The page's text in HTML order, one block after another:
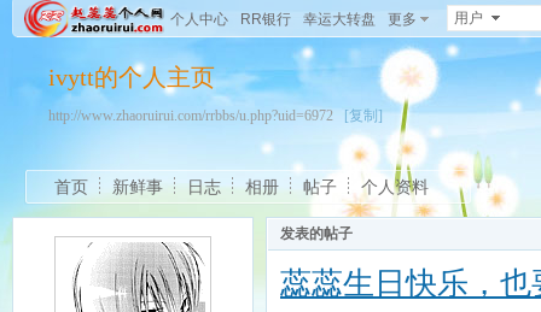
个人中心 RR银行 幸运大转盘 更多 用户
ivytt的个人主页
http://www.zhaoruirui.com/rrbbs/u.php?uid=6972 [复制]
首页 新鲜事 日志 相册 帖子 个人资料
发表的帖子
蕊蕊生日快乐，